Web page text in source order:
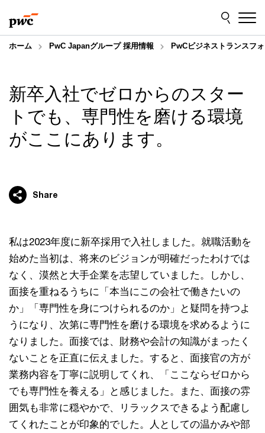
to
content
to
footer
ホーム PwC Japanグループ 採用情報 PwCビジネストランスフ
新卒入社でゼロからのスター
トでも、専門性を磨ける環境
がここにあります。
Share
私は2023年度に新卒採用で入社しました。就職活動を
始めた当初は、将来のビジョンが明確だったわけでは
なく、漠然と大手企業を志望していました。しかし、
面接を重ねるうちに「本当にこの会社で働きたいの
か」「専門性を身につけられるのか」と疑問を持つよ
うになり、次第に専門性を磨ける環境を求めるように
なりました。面接では、財務や会計の知識がまったく
ないことを正直に伝えました。すると、面接官の方が
業務内容を丁寧に説明してくれ、「ここならゼロから
でも専門性を養える」と感じました。また、面接の雰
囲気も非常に穏やかで、リラックスできるよう配慮し
てくれたことが印象的でした。人としての温かみや部